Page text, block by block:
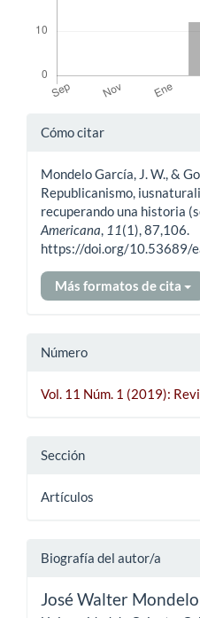
Detalles
artículo
Cómo citar
Mondelo García, J. W., &
Republicanismo,
recuperando una historia
Americana, 11(1), 87,106.
https://doi.org/10.53689/
Más formatos de cita
Número
Vol. 11 Núm. 1 (2019):
Sección
Artículos
Biografía del autor/a
José Walter